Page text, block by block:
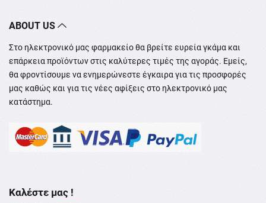
ABOUT US
Στο ηλεκτρονικό μας φαρμακείο θα βρείτε ευρεία γκάμα και
επάρκεια προϊόντων στις καλύτερες τιμές της αγοράς. Εμείς,
θα φροντίσουμε να ενημερώνεστε έγκαιρα για τις προσφορές
μας καθώς και για τις νέες αφίξεις στο ηλεκτρονικό μας
κατάστημα.
Καλέστε μας !